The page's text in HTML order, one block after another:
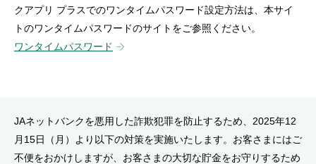
クアプリ プラスでのワンタイムパスワード設定方法は、本サイ
トのワンタイムパスワードのサイトをご参照ください。
ワンタイムパスワード
JAネットバンクを悪用した詐欺犯罪を防止するため、2025年12
月15日（月）より以下の対策を実施いたします。お客さまにはご
不便をおかけしますが、お客さまの大切な貯金をお守りするため